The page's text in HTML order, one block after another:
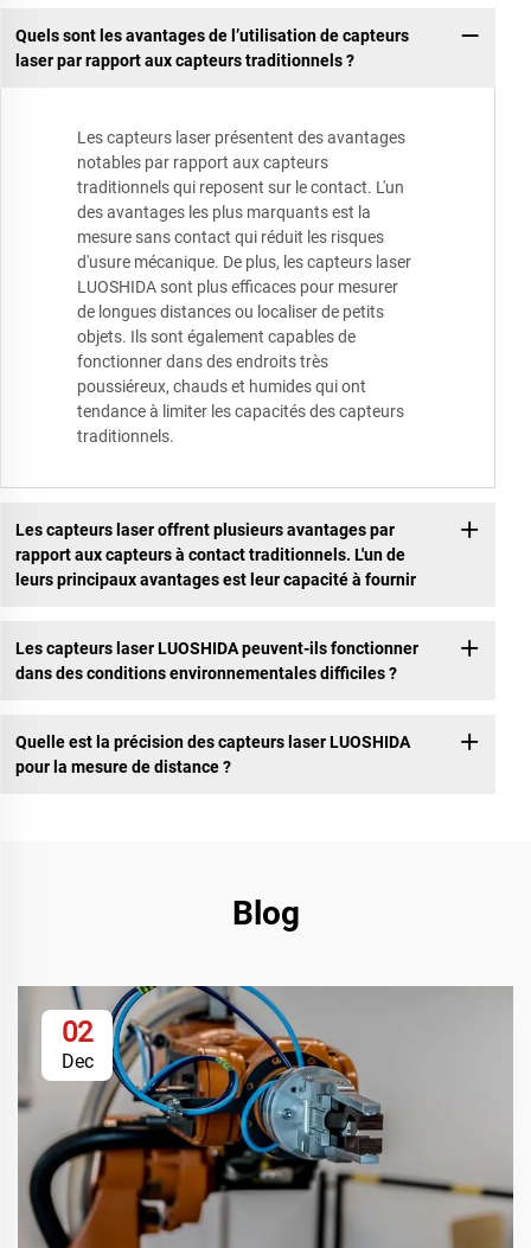
Quels sont les avantages de l’utilisation de capteurs
laser par rapport aux capteurs traditionnels ?
Les capteurs laser présentent des avantages
notables par rapport aux capteurs
traditionnels qui reposent sur le contact. L'un
des avantages les plus marquants est la
mesure sans contact qui réduit les risques
d'usure mécanique. De plus, les capteurs laser
LUOSHIDA sont plus efficaces pour mesurer
de longues distances ou localiser de petits
objets. Ils sont également capables de
fonctionner dans des endroits très
poussiéreux, chauds et humides qui ont
tendance à limiter les capacités des capteurs
traditionnels.
Les capteurs laser offrent plusieurs avantages par
rapport aux capteurs à contact traditionnels. L'un de
leurs principaux avantages est leur capacité à fournir
Les capteurs laser LUOSHIDA peuvent-ils fonctionner
dans des conditions environnementales difficiles ?
Quelle est la précision des capteurs laser LUOSHIDA
pour la mesure de distance ?
Blog
02
Dec